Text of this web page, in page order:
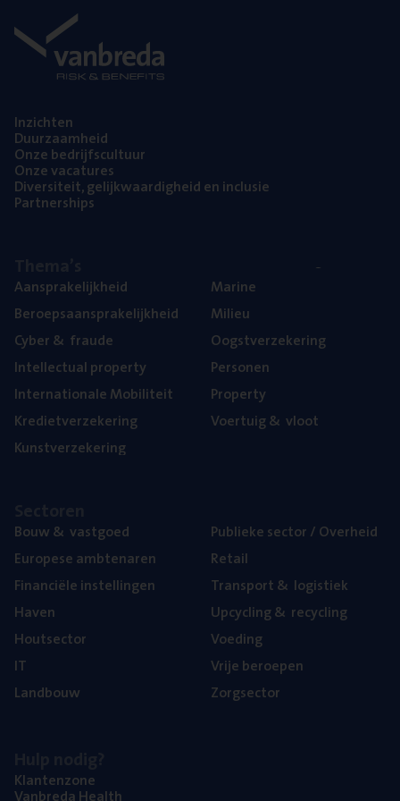
Inzich­ten
Duur­zaam­heid
Onze bedrijfs­cul­tuur
Onze vaca­tu­res
Diver­si­teit, gelijk­waar­dig­heid en inclusie
Part­ner­ships
Aan­spra­ke­lijk­heid
Beroeps­aan­spra­ke­lijk­heid
Cyber& fraude
Intel­lec­tu­al property
Inter­na­ti­o­na­le Mobiliteit
Kre­diet­ver­ze­ke­ring
Kunst­ver­ze­ke­ring
Mari­ne
Mili­eu
Oogst­ver­ze­ke­ring
Per­so­nen
Pro­per­ty
Voer­tuig& vloot
Bouw& vastgoed
Euro­pe­se ambtenaren
Finan­ci­ë­le instellingen
Haven
Hout­sec­tor
IT
Land­bouw
Publie­ke sec­tor / Overheid
Retail
Trans­port& logistiek
Upcy­cling& recycling
Voe­ding
Vrije beroe­pen
Zorg­sec­tor
Klan­ten­zo­ne
Van­b­re­da Health